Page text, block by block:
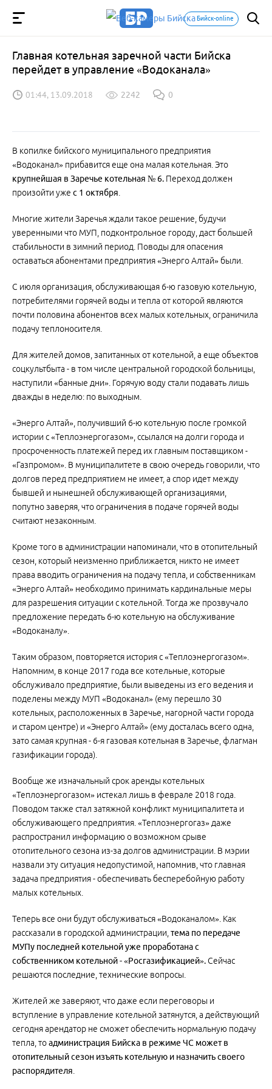
Бийск-online
Главная котельная заречной части Бийска
перейдет в управление «Водоканала»
01:44, 13.09.2018 2242 0
В копилке бийского муниципального предприятия
«Водоканал» прибавится еще она малая котельная. Это
крупнейшая в Заречье котельная № 6. Переход должен
произойти уже с 1 октября
Многие жители Заречья ждали такое решение, будучи
уверенными что МУП, подконтрольное городу, даст большей
стабильности в зимний период. Поводы для опасения
оставаться абонентами предприятия «Энерго Алтай» были.
С июля организация, обслуживающая 6-ю газовую котельную,
потребителями горячей воды и тепла от которой являются
почти половина абонентов всех малых котельных, ограничила
подачу теплоносителя.
Для жителей домов, запитанных от котельной, а еще объектов
соцкультбыта - в том числе центральной городской больницы,
наступили «банные дни». Горячую воду стали подавать лишь
дважды в неделю: по выходным.
«Энерго Алтай», получивший 6-ю котельную после громкой
истории с «Теплоэнергогазом», ссылался на долги города и
просроченность платежей перед их главным поставщиком -
«Газпромом». В муниципалитете в свою очередь говорили, что
долгов перед предприятием не имеет, а спор идет между
бывшей и нынешней обслуживающей организациями,
попутно заверяя, что ограничения в подаче горячей воды
считают незаконным.
Кроме того в администрации напоминали, что в отопительный
сезон, который неизменно приближается, никто не имеет
права вводить ограничения на подачу тепла, и собственникам
«Энерго Алтай» необходимо принимать кардинальные меры
для разрешения ситуации с котельной. Тогда же прозвучало
предложение передать 6-ю котельную на обслуживание
«Водоканалу».
Таким образом, повторяется история с «Теплоэнергогазом».
Напомним, в конце 2017 года все котельные, которые
обслуживало предприятие, были выведены из его ведения и
поделены между МУП «Водоканал» (ему перешло 30
котельных, расположенных в Заречье, нагорной части города
и старом центре) и «Энерго Алтай» (ему досталась всего одна,
зато самая крупная - 6-я газовая котельная в Заречье, флагман
газификации города).
Вообще же изначальный срок аренды котельных
«Теплоэнергогазом» истекал лишь в феврале 2018 года.
Поводом также стал затяжной конфликт муниципалитета и
обслуживающего предприятия. «Теплоэнергогаз» даже
распространил информацию о возможном срыве
отопительного сезона из-за долгов администрации. В мэрии
назвали эту ситуация недопустимой, напомнив, что главная
задача предприятия - обеспечивать бесперебойную работу
малых котельных.
Теперь все они будут обслуживаться «Водоканалом». Как
рассказали в городской администрации, тема по передаче
МУПу последней котельной уже проработана с
собственником котельной - «Росгазификацией». Сейчас
решаются последние, технические вопросы.
Жителей же заверяют, что даже если переговоры и
вступление в управление котельной затянутся, а действующий
сегодня арендатор не сможет обеспечить нормальную подачу
тепла, тоадминистрация Бийска в режиме ЧС может в
отопительный сезон изъять котельную и назначить своего
распорядителя